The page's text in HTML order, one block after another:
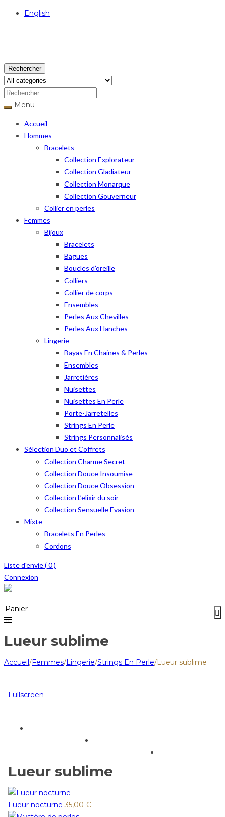
English
Rechercher
Menu
Accueil
Hommes
Bracelets
Collection Explorateur
Collection Gladiateur
Collection Monarque
Collection Gouverneur
Collier en perles
Femmes
Bijoux
Bracelets
Bagues
Boucles d’oreille
Colliers
Collier de corps
Ensembles
Perles Aux Chevilles
Perles Aux Hanches
Lingerie
Bayas En Chaines & Perles
Ensembles
Jarretières
Nuisettes
Nuisettes En Perle
Porte-Jarretelles
Strings En Perle
Strings Personnalisés
Sélection Duo et Coffrets
Collection Charme Secret
Collection Douce Insoumise
Collection Douce Obsession
Collection L’elixir du soir
Collection Sensuelle Evasion
Mixte
Bracelets En Perles
Cordons
Liste d'envie (0)
Connexion
Panier
0
Lueur sublime
Accueil/Femmes/Lingerie/Strings En Perle/Lueur sublime
Fullscreen
Lueur sublime
Lueur nocturne 35,00 €